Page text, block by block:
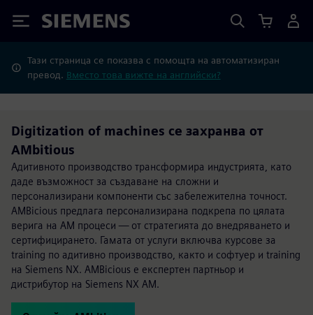
Siemens
Тази страница се показва с помощта на автоматизиран
превод. Вместо това вижте на английски?
Digitization of machines се захранва от
AMbitious
Адитивното производство трансформира индустрията, като
даде възможност за създаване на сложни и
персонализирани компоненти със забележителна точност.
AMBicious предлага персонализирана подкрепа по цялата
верига на AM процеси — от стратегията до внедряването и
сертифицирането. Гамата от услуги включва курсове за
training по адитивно производство, както и софтуер и training
на Siemens NX. AMBicious е експертен партньор и
дистрибутор на Siemens NX AM.